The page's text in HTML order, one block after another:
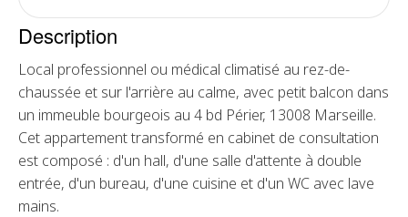
Description
Local professionnel ou médical climatisé au rez-de-
chaussée et sur l'arrière au calme, avec petit balcon dans
un immeuble bourgeois au 4 bd Périer, 13008 Marseille.
Cet appartement transformé en cabinet de consultation
est composé : d'un hall, d'une salle d'attente à double
entrée, d'un bureau, d'une cuisine et d'un WC avec lave
mains.